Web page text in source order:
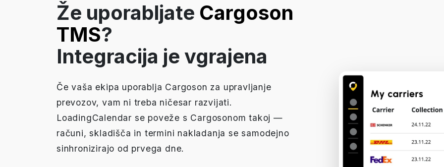
Že uporabljate Cargoson
TMS?
Integracija je vgrajena
Če vaša ekipa uporablja Cargoson za upravljanje
prevozov, vam ni treba ničesar razvijati.
LoadingCalendar se poveže s Cargosonom takoj —
računi, skladišča in termini nakladanja se samodejno
sinhronizirajo od prvega dne.